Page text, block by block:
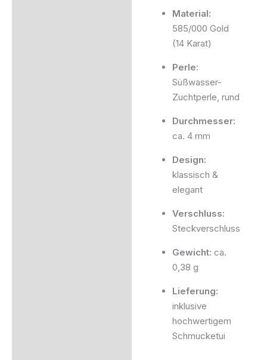
Material:
585/000 Gold
(14 Karat)
Perle:
Süßwasser-
Zuchtperle, rund
Durchmesser:
ca. 4 mm
Design:
klassisch &
elegant
Verschluss:
Steckverschluss
Gewicht: ca.
0,38 g
Lieferung:
inklusive
hochwertigem
Schmucketui